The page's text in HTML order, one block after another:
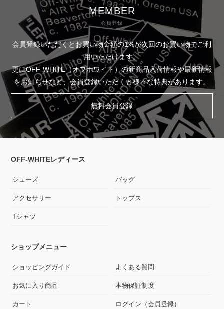
MEMBER
会員登録
会員登録いただくとお買い物金額の1%が次回のお買い物でご利
用いただけます。
更にOFF-WHITE（オフホワイト）の新商品入荷情報や最新情報
をお知らせなど、会員登録いただくと様々な特典があります。
無料会員登録
OFF-WHITEレディース
シューズ バッグ
アクセサリー トップス
Tシャツ
ショップメニュー
ショッピングガイド よくある質問
お気に入り商品 本物保証制度
カート ログイン（会員登録）